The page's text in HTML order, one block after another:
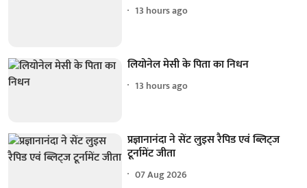
13 hours ago
लियोनेल मेसी के पिता का निधन
13 hours ago
प्रज्ञानानंदा ने सेंट लुइस रैपिड एवं ब्लिट्ज
टूर्नामेंट जीता
07 Aug 2026